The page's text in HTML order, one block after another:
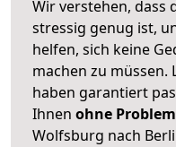
Wir verstehen, dass
stressig genug ist,
helfen, sich keine
machen zu müssen.
haben garantiert
Ihnen ohne
Wolfsburg nach